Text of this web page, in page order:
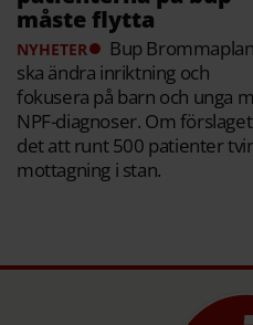
måste flytta
NYHETER
Bup Brommaplan
ska ändra inriktning och
fokusera på barn och unga
NPF-diagnoser. Om
det att runt 500 patienter
mottagning i stan.